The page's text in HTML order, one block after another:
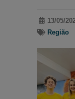
13/05/
Região